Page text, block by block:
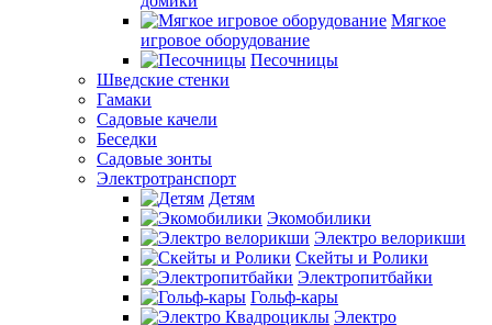
Мягкое
игровое оборудование
Песочницы
Шведские стенки
Гамаки
Садовые качели
Беседки
Садовые зонты
Электротранспорт
Детям
Экомобилики
Электро велорикши
Скейты и Ролики
Электропитбайки
Гольф-кары
Электро